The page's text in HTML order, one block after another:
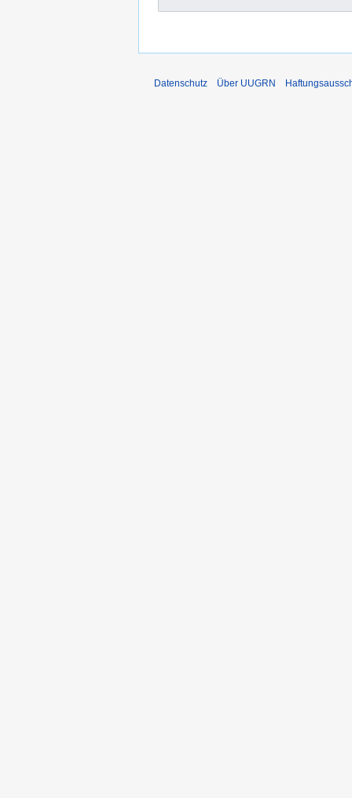
Datenschutz Über UUGRN